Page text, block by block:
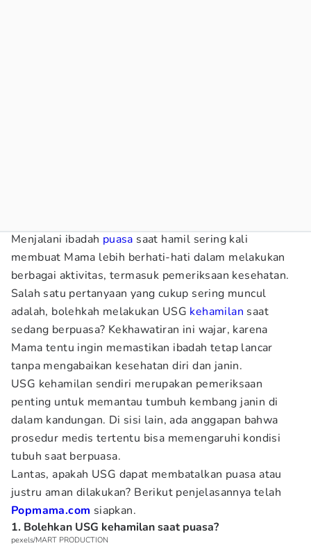
Menjalani ibadah puasa saat hamil sering kali
membuat Mama lebih berhati-hati dalam melakukan
berbagai aktivitas, termasuk pemeriksaan kesehatan.
Salah satu pertanyaan yang cukup sering muncul
adalah, bolehkah melakukan USG kehamilan saat
sedang berpuasa? Kekhawatiran ini wajar, karena
Mama tentu ingin memastikan ibadah tetap lancar
tanpa mengabaikan kesehatan diri dan janin.
USG kehamilan sendiri merupakan pemeriksaan
penting untuk memantau tumbuh kembang janin di
dalam kandungan. Di sisi lain, ada anggapan bahwa
prosedur medis tertentu bisa memengaruhi kondisi
tubuh saat berpuasa.
Lantas, apakah USG dapat membatalkan puasa atau
justru aman dilakukan? Berikut penjelasannya telah
Popmama.com siapkan.
1. Bolehkan USG kehamilan saat puasa?
pexels/MART PRODUCTION